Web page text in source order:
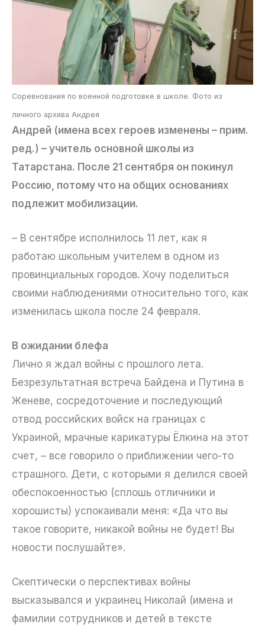
Соревнования по военной подготовке в школе. Фото из
личного архива Андрея
Андрей (имена всех героев изменены – прим.
ред.) – учитель основной школы из
Татарстана. После 21 сентября он покинул
Россию, потому что на общих основаниях
подлежит мобилизации.
– В сентябре исполнилось 11 лет, как я
работаю школьным учителем в одном из
провинциальных городов. Хочу поделиться
своими наблюдениями относительно того, как
изменилась школа после 24 февраля.
В ожидании блефа
Лично я ждал войны с прошлого лета.
Безрезультатная встреча Байдена и Путина в
Женеве, сосредоточение и последующий
отвод российских войск на границах с
Украиной, мрачные карикатуры Ёлкина на этот
счет, – все говорило о приближении чего-то
страшного. Дети, с которыми я делился своей
обеспокоенностью (сплошь отличники и
хорошисты) успокаивали меня: «Да что вы
такое говорите, никакой войны не будет! Вы
новости послушайте».
Скептически о перспективах войны
высказывался и украинец Николай (имена и
фамилии сотрудников и детей в тексте